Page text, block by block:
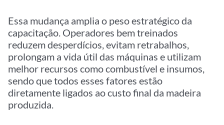
Essa mudança amplia o peso estratégico da
capacitação. Operadores bem treinados
reduzem desperdícios, evitam retrabalhos,
prolongam a vida útil das máquinas e utilizam
melhor recursos como combustível e insumos,
sendo que todos esses fatores estão
diretamente ligados ao custo final da madeira
produzida.